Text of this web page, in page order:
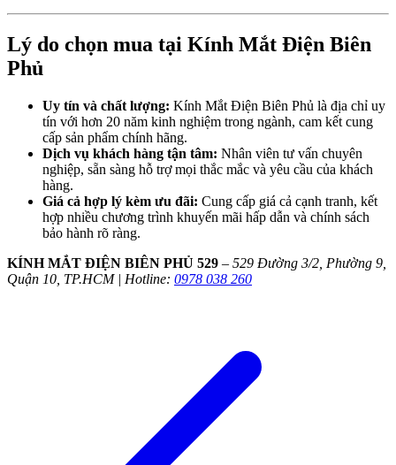
Lý do chọn mua tại Kính Mắt Điện Biên
Phủ
Uy tín và chất lượng: Kính Mắt Điện Biên Phủ là địa chỉ uy
tín với hơn 20 năm kinh nghiệm trong ngành, cam kết cung
cấp sản phẩm chính hãng.
Dịch vụ khách hàng tận tâm: Nhân viên tư vấn chuyên
nghiệp, sẵn sàng hỗ trợ mọi thắc mắc và yêu cầu của khách
hàng.
Giá cả hợp lý kèm ưu đãi: Cung cấp giá cả cạnh tranh, kết
hợp nhiều chương trình khuyến mãi hấp dẫn và chính sách
bảo hành rõ ràng.
KÍNH MẮT ĐIỆN BIÊN PHỦ 529 – 529 Đường 3/2, Phường 9,
Quận 10, TP.HCM | Hotline: 0978 038 260